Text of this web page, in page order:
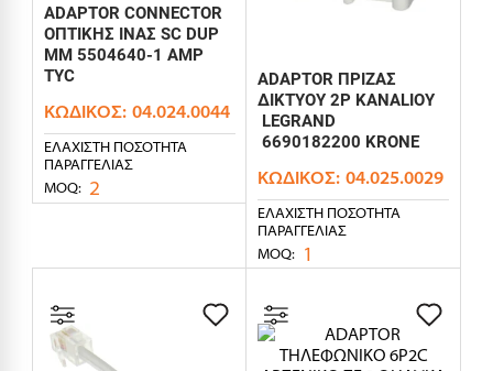
ADAPTOR CONNECTOR
ΟΠΤΙΚΗΣ ΙΝΑΣ SC DUP
MM 5504640-1 AMP
TYC
ΚΩΔΙΚΌΣ: 04.024.0044
ΕΛΆΧΙΣΤΗ ΠΟΣΌΤΗΤΑ
ΠΑΡΑΓΓΕΛΊΑΣ
MOQ: 2
ADAPTOR ΠΡΙΖΑΣ
ΔΙΚΤΥΟΥ 2P KANALIOY
LEGRAND
6690182200 KRONE
ΚΩΔΙΚΌΣ: 04.025.0029
ΕΛΆΧΙΣΤΗ ΠΟΣΌΤΗΤΑ
ΠΑΡΑΓΓΕΛΊΑΣ
MOQ: 1